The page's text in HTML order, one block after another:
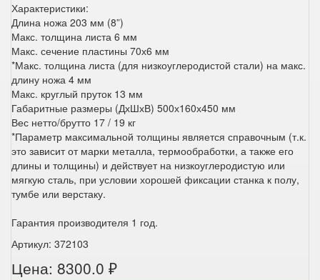
Характеристики:
Длина ножа 203 мм (8”)
Макс. толщина листа 6 мм
Макс. сечение пластины 70х6 мм
*Макс. толщина листа (для низкоуглеродистой стали) на макс.
длину ножа 4 мм
Макс. круглый пруток 13 мм
Габаритные размеры (ДхШхВ) 500х160х450 мм
Вес нетто/брутто 17 / 19 кг
*Параметр максимальной толщины является справочным (т.к.
это зависит от марки металла, термообработки, а также его
длины и толщины) и действует на низкоуглеродистую или
мягкую сталь, при условии хорошей фиксации станка к полу,
тумбе или верстаку.
Гарантия производителя 1 год.
Артикул: 372103
Цена: 8300.0 ₽